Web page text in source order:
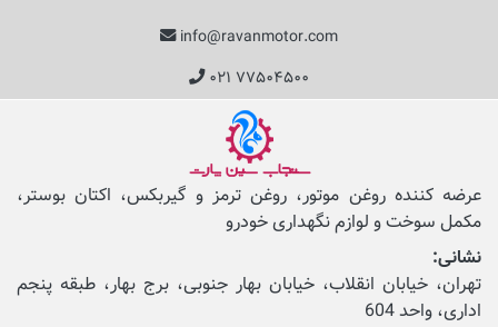
info@ravanmotor.com
۰۲۱ ۷۷۵۰۴۵۰۰
عرضه کننده روغن موتور، روغن ترمز و گیربکس، اکتان بوستر،
مکمل‌ سوخت و لوازم نگهداری خودرو
نشانی:
تهران، خیابان انقلاب، خیابان بهار جنوبی، برج بهار، طبقه پنجم
اداری، واحد 604